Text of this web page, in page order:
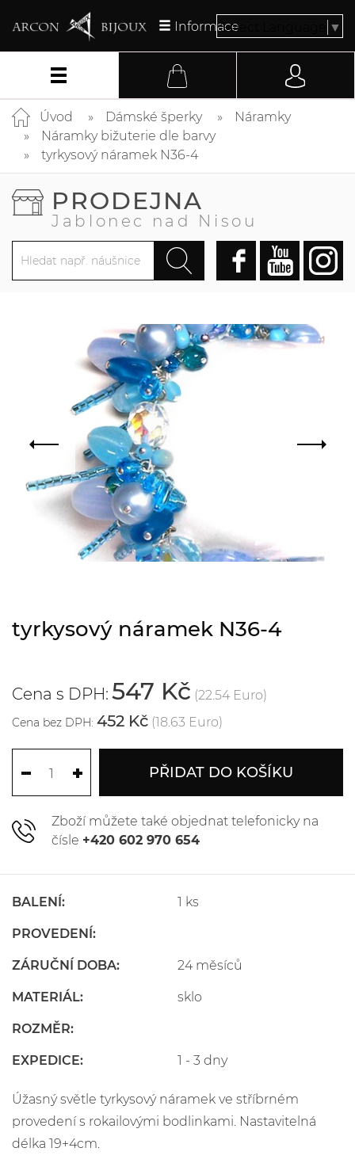
InformaceSelect Language ▼
Úvod Dámské šperky
Náramky
Náramky bižuterie dle barvy
tyrkysový náramek N36-4
PRODEJNA
Jablonec nad Nisou
tyrkysový náramek N36-4
Cena s DPH: 547 Kč (22.54 Euro)
Cena bez DPH: 452 Kč (18.63 Euro)
PŘIDAT DO KOŠÍKU
Zboží můžete také objednat telefonicky na
čísle +420 602 970 654
BALENÍ: 1 ks
PROVEDENÍ:
ZÁRUČNÍ DOBA: 24 měsíců
MATERIÁL: sklo
ROZMĚR:
EXPEDICE: 1 - 3 dny
Úžasný světle tyrkysový náramek ve stříbrném
provedení s rokailovými bodlinkami. Nastavitelná
délka 19+4cm.